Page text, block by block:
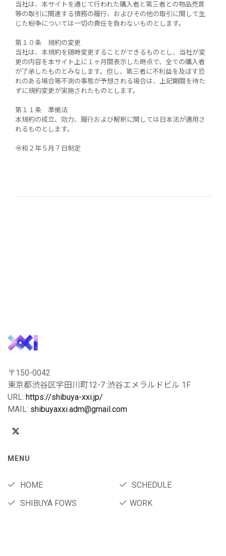
当社は、本サイトを通じて行われた購入者と第三者との物品売買
等の取引に関連する債務の履行、およびその他の取引に関して生
じた紛争については一切の責任を負わないものとします。
第１０条 規約の変更
当社は、本規約を随時変更することができるものとし、当社が変
更の内容を本サイト上に１ヶ月間表示した時点で、全ての購入者
が了承したものとみなします。但し、第三者に不利益を及ぼす恐
れのある場合等不測の事態が予想される場合は、上記期間を待た
ずに規約変更が実施されたものとします。
第１１条 準拠法
本規約の成立、効力、履行および解釈に関しては日本法が適用さ
れるものとします。
令和２年５月７日制定
〒150-0042
東京都渋谷区宇田川町12-7 渋谷エメラルドビル 1F
URL: https://shibuya-xxi.jp/
MAIL: shibuyaxxi.adm@gmail.com
MENU
HOME
SCHEDULE
SHIBUYA FOWS
WORK